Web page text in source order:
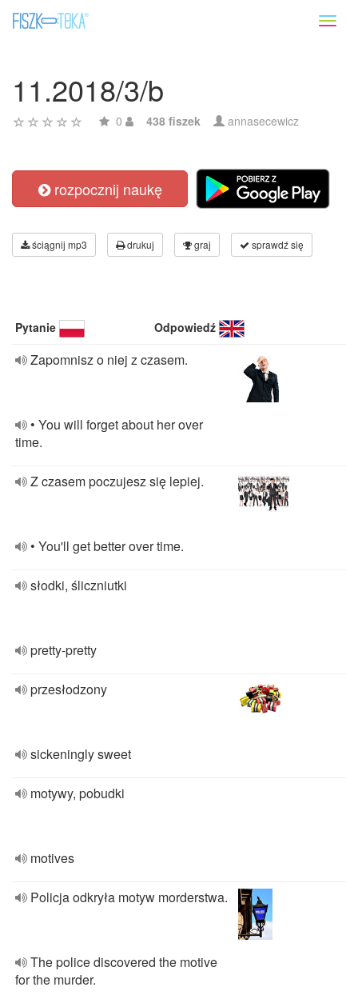
11.2018/3/b
0 438 fiszek annasecewicz
rozpocznij naukę
ściągnij mp3 drukuj graj sprawdź się
Pytanie Odpowiedź
Zapomnisz o niej z czasem.
• You will forget about her over
time.
Z czasem poczujesz się lepiej.
• You'll get better over time.
słodki, śliczniutki
pretty-pretty
przesłodzony
sickeningly sweet
motywy, pobudki
motives
Policja odkryła motyw morderstwa.
The police discovered the motive
for the murder.